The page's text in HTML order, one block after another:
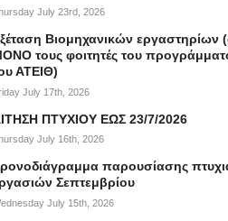
July 23rd, 2026
Βιομηχανικών εργαστηρίων
τους φοιτητές του
ΑΤΕΙΘ)
July 17th, 2026
ΠΤΥΧΙΟΥ ΕΩΣ 23/7/2026
July 16th, 2026
παρουσίασης
Σεπτεμβρίου
July 15th, 2026